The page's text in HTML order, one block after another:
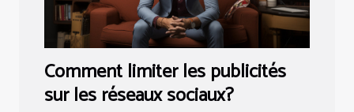
Comment limiter les publicités
sur les réseaux sociaux?